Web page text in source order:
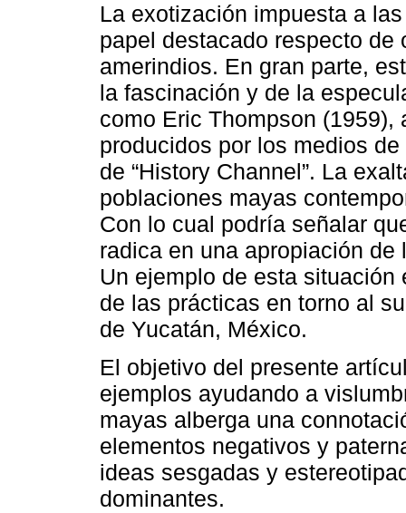
La exotización impuesta a
papel destacado respecto
amerindios. En gran parte,
la fascinación y de la
como Eric Thompson
producidos por los medios
de “History Channel”. La
poblaciones mayas
Con lo cual podría señalar
radica en una apropiación
Un ejemplo de esta
de las prácticas en torno al
de Yucatán, México.
El objetivo del presente
ejemplos ayudando a
mayas alberga una
elementos negativos y
ideas sesgadas y
dominantes.